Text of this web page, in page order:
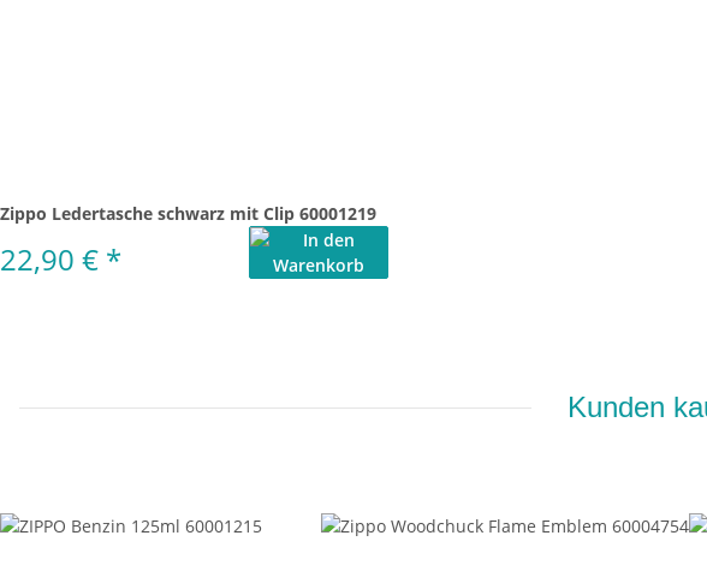
Zippo Ledertasche schwarz mit Clip 60001219
22,90 € *
Kunden